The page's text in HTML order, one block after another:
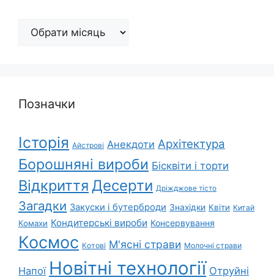
Архіви
Позначки
Історія Айстрові Анекдоти Архітектура
Борошняні вироби Бісквіти і торти
Відкриття Десерти Дріжджове тісто
Загадки Закуски і бутерброди Знахідки Квіти Китай
Комахи Кондитерські вироби Консервування
Космос Котові М'ясні страви Молочні страви
Напої Новітні технології Отруйні